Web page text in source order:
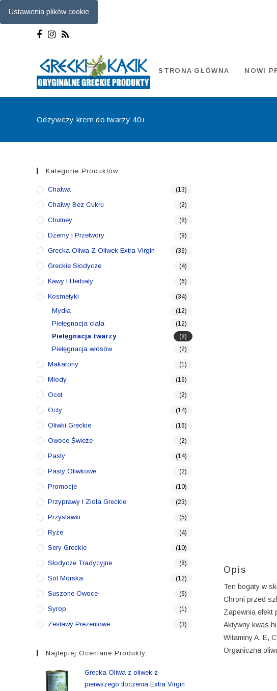
Ustawienia plików cookie
STRONA GŁÓWNA NOWI
Odżywczy krem do twarzy 40+
Opis
Ten bogaty w
Chroni przed
Zapewnia efekt
Aktywny kwas
Witaminy A, E,
Organiczna
Kategorie Produktów
Chałwa (13)
Chałwy Bez Cukru (2)
Chutney (8)
Dżemy I Przetwory (9)
Grecka Oliwa Z Oliwek Extra Virgin (36)
Greckie Słodycze (4)
Kawy I Herbaty (6)
Kosmetyki (34)
Mydła (12)
Pielęgnacja ciała (12)
Pielęgnacja twarzy (8)
Pielęgnacja włosów (2)
Makarony (1)
Miody (16)
Ocet (2)
Octy (14)
Oliwki Greckie (16)
Owoce Świeże (2)
Pasty (14)
Pasty Oliwkowe (2)
Promocje (10)
Przyprawy I Zioła Greckie (23)
Przystawki (5)
Ryże (4)
Sery Greckie (10)
Słodycze Tradycyjne (8)
Sól Morska (12)
Suszone Owoce (6)
Syrop (1)
Zestawy Prezentowe (3)
Najlepiej Oceniane Produkty
Grecka Oliwa z oliwek z
pierwszego tłoczenia Extra Virgin